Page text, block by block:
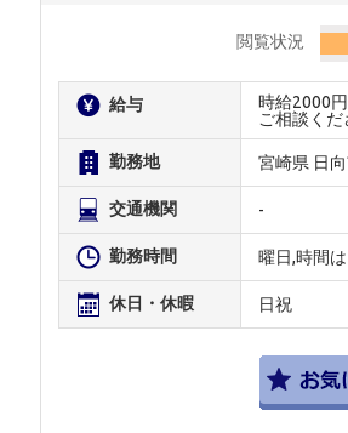
閲覧状況
給与
時給2000
ご相談くだ
勤務地 宮崎県 日
交通機関 -
勤務時間 曜日,時間
休日・休暇 日祝